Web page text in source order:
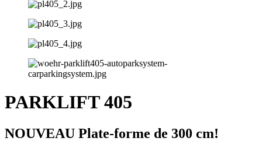
PARKLIFT 405
NOUVEAU Plate-forme de 300 cm!